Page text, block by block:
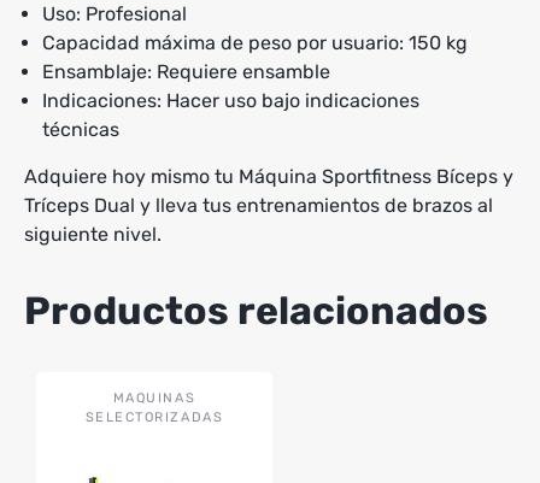
Uso: Profesional
Capacidad máxima de peso por usuario: 150 kg
Ensamblaje: Requiere ensamble
Indicaciones: Hacer uso bajo indicaciones
técnicas
Adquiere hoy mismo tu Máquina Sportfitness Bíceps y
Tríceps Dual y lleva tus entrenamientos de brazos al
siguiente nivel.
Productos relacionados
MAQUINAS
SELECTORIZADAS